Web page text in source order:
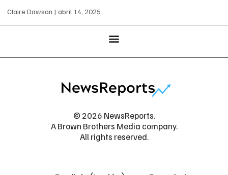
Claire Dawson abril 14, 2025
© 2026 NewsReports.
A Brown Brothers Media company.
All rights reserved.